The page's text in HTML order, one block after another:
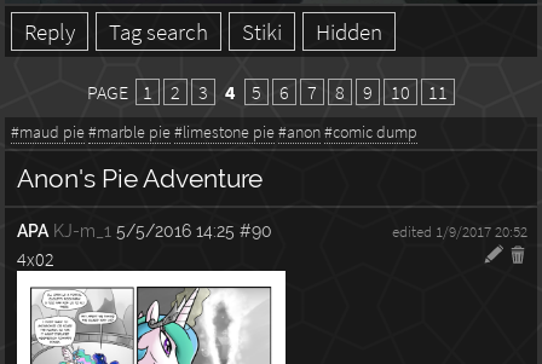
Reply Tag search Stiki Hidden
PAGE 1 2 3 4 5 6 7 8 9 10 11
#maud pie#marble pie#limestone pie#anon#comic dump
Anon's Pie Adventure
APA KJ-m_1 5/5/2016 14:25 #90 edited 1/9/2017 20:52
4x02